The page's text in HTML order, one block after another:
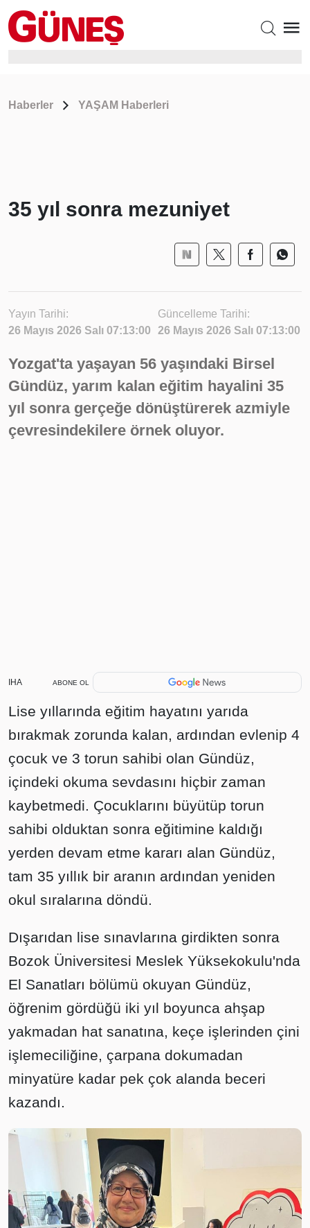
Haberler YAŞAM Haberleri
35 yıl sonra mezuniyet
Yayın Tarihi:
26 Mayıs 2026 Salı 07:13:00
Güncelleme Tarihi:
26 Mayıs 2026 Salı 07:13:00
Yozgat'ta yaşayan 56 yaşındaki Birsel
Gündüz, yarım kalan eğitim hayalini 35
yıl sonra gerçeğe dönüştürerek azmiyle
çevresindekilere örnek oluyor.
IHA ABONE OL
Lise yıllarında eğitim hayatını yarıda
bırakmak zorunda kalan, ardından evlenip 4
çocuk ve 3 torun sahibi olan Gündüz,
içindeki okuma sevdasını hiçbir zaman
kaybetmedi. Çocuklarını büyütüp torun
sahibi olduktan sonra eğitimine kaldığı
yerden devam etme kararı alan Gündüz,
tam 35 yıllık bir aranın ardından yeniden
okul sıralarına döndü.
Dışarıdan lise sınavlarına girdikten sonra
Bozok Üniversitesi Meslek Yüksekokulu'nda
El Sanatları bölümü okuyan Gündüz,
öğrenim gördüğü iki yıl boyunca ahşap
yakmadan hat sanatına, keçe işlerinden çini
işlemeciliğine, çarpana dokumadan
minyatüre kadar pek çok alanda beceri
kazandı.